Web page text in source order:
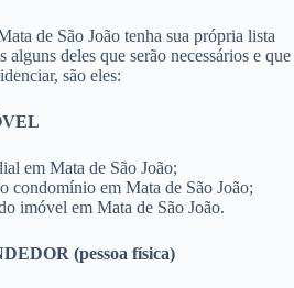
de São João tenha sua própria lista
alguns deles que serão necessários e que
são eles:
em Mata de São João;
condomínio em Mata de São João;
imóvel em Mata de São João.
(pessoa física)